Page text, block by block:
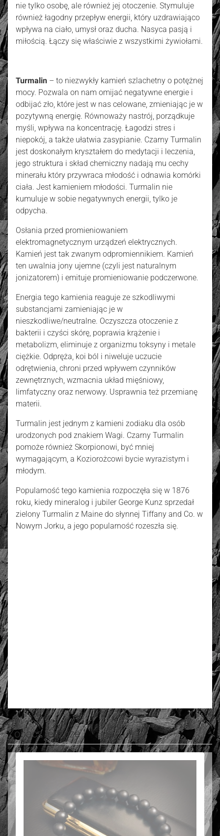
nie tylko osobę, ale również jej otoczenie. Stymuluje
również łagodny przepływ energii, który uzdrawiająco
wpływa na ciało, umysł oraz ducha. Nasyca pasją i
miłością. Łączy się właściwie z wszystkimi żywiołami.
Turmalin – to niezwykły kamień szlachetny o potężnej
mocy. Pozwala on nam omijać negatywne energie i
odbijać zło, które jest w nas celowane, zmieniając je w
pozytywną energię. Równoważy nastrój, porządkuje
myśli, wpływa na koncentrację. Łagodzi stres i
niepokój, a także ułatwia zasypianie. Czarny Turmalin
jest doskonałym kryształem do medytacji i leczenia,
jego struktura i skład chemiczny nadają mu cechy
minerału który przywraca młodość i odnawia komórki
ciała. Jest kamieniem młodości. Turmalin nie
kumuluje w sobie negatywnych energii, tylko je
odpycha.
Osłania przed promieniowaniem
elektromagnetycznym urządzeń elektrycznych.
Kamień jest tak zwanym odpromiennikiem. Kamień
ten uwalnia jony ujemne (czyli jest naturalnym
jonizatorem) i emituje promieniowanie podczerwone.
Energia tego kamienia reaguje ze szkodliwymi
substancjami zamieniając je w
nieszkodliwe/neutralne. Oczyszcza otoczenie z
bakterii i czyści skórę, poprawia krążenie i
metabolizm, eliminuje z organizmu toksyny i metale
ciężkie. Odpręża, koi ból i niweluje uczucie
odrętwienia, chroni przed wpływem czynników
zewnętrznych, wzmacnia układ mięśniowy,
limfatyczny oraz nerwowy. Usprawnia też przemianę
materii.
Turmalin jest jednym z kamieni zodiaku dla osób
urodzonych pod znakiem Wagi. Czarny Turmalin
pomoże również Skorpionowi, być mniej
wymagającym, a Koziorożcowi bycie wyrazistym i
młodym.
Popularność tego kamienia rozpoczęła się w 1876
roku, kiedy mineralog i jubiler George Kunz sprzedał
zielony Turmalin z Maine do słynnej Tiffany and Co. w
Nowym Jorku, a jego popularność rozeszła się.
Zobacz jeszcze